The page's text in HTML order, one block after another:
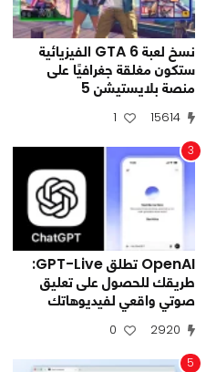
نسخ لعبة GTA 6 الفيزيائية
ستكون مغلقة جغرافيًا على
منصة بلايستيشن 5
15614
1
3
OpenAI تطلق GPT-Live:
طريقك للحصول على تعليق
صوتي واقعي لفيديوهاتك
2920
0
5